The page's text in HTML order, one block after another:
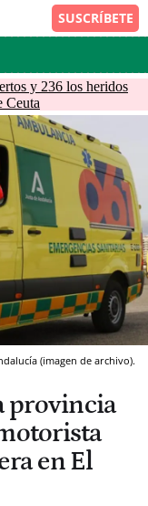
y 236 los heridos
Ceuta
(imagen de archivo).
provincia
en El